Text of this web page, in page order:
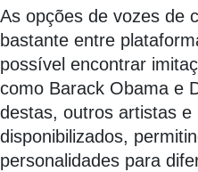
As opções de vozes de
bastante entre
possível encontrar
como Barack Obama e
destas, outros artistas
disponibilizados,
personalidades para